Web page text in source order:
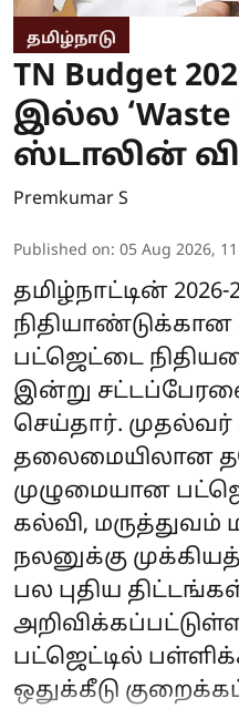
தமிழ்நாடு
TN Budget
இல்ல ‘Waste
ஸ்டாலின்
Premkumar S
Published on: 05 Aug 2026,
தமிழ்நாட்டின்
பட்ஜெட்டை
இன்று
செய்தார்.
தலைமையிலான
முழுமையான
கல்வி, மருத்துவம்
நலனுக்கு
பல புதிய
பட்ஜெட்டில்
ஒதுக்கீடு